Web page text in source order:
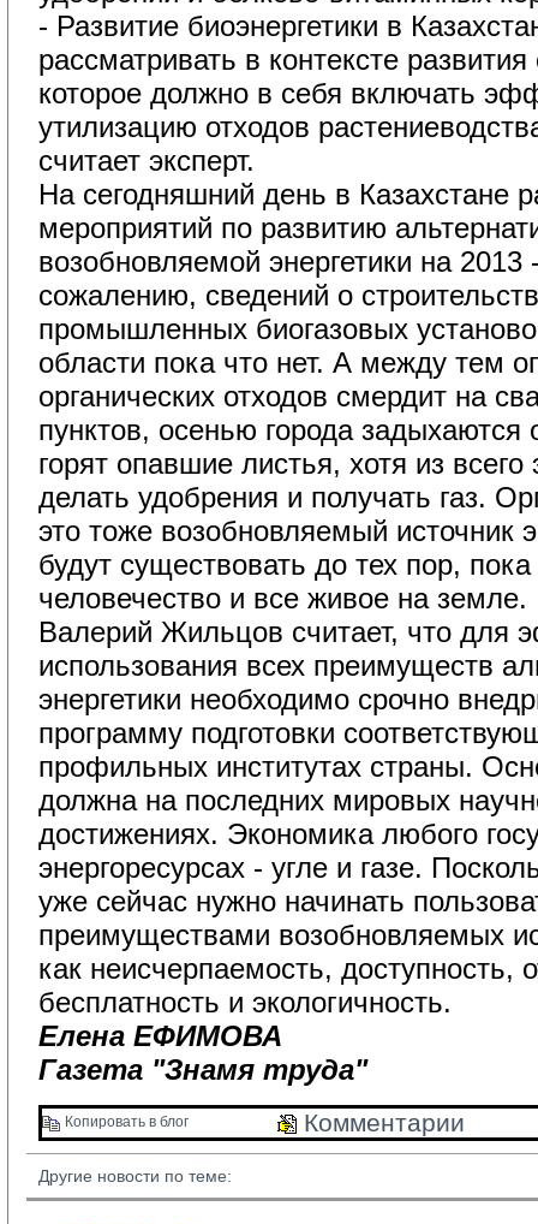
- Развитие биоэнергетики в
рассматривать в контексте развития
которое должно в себя включать
утилизацию отходов
считает эксперт.
На сегодняшний день в Казахстане
мероприятий по развитию
возобновляемой энергетики на 2013
сожалению, сведений о
промышленных биогазовых
области пока что нет. А между тем
органических отходов смердит на
пунктов, осенью города задыхаются
горят опавшие листья, хотя из
делать удобрения и получать газ.
это тоже возобновляемый источник
будут существовать до тех пор,
человечество и все живое на земле.
Валерий Жильцов считает, что для
использования всех преимуществ
энергетики необходимо срочно
программу подготовки
профильных институтах страны.
должна на последних мировых
достижениях. Экономика любого
энергоресурсах - угле и газе.
уже сейчас нужно начинать
преимуществами возобновляемых
как неисчерпаемость, доступность,
бесплатность и экологичность.
Елена ЕФИМОВА
Газета "Знамя труда"
Копировать в блог Комментарии
Другие новости по теме: